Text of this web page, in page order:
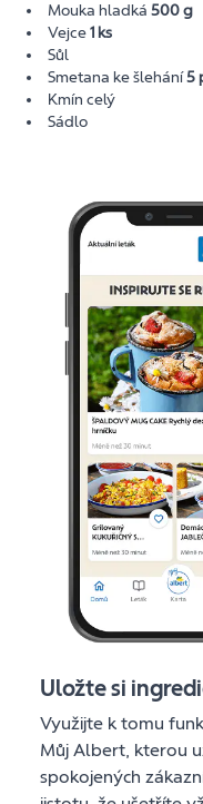
Mouka hladká 500 g
Vejce1 ks
Sůl
Smetana ke šlehání5
Kmín celý
Sádlo
Uložte si
Využijte k tomu
Můj Albert, kterou
spokojených